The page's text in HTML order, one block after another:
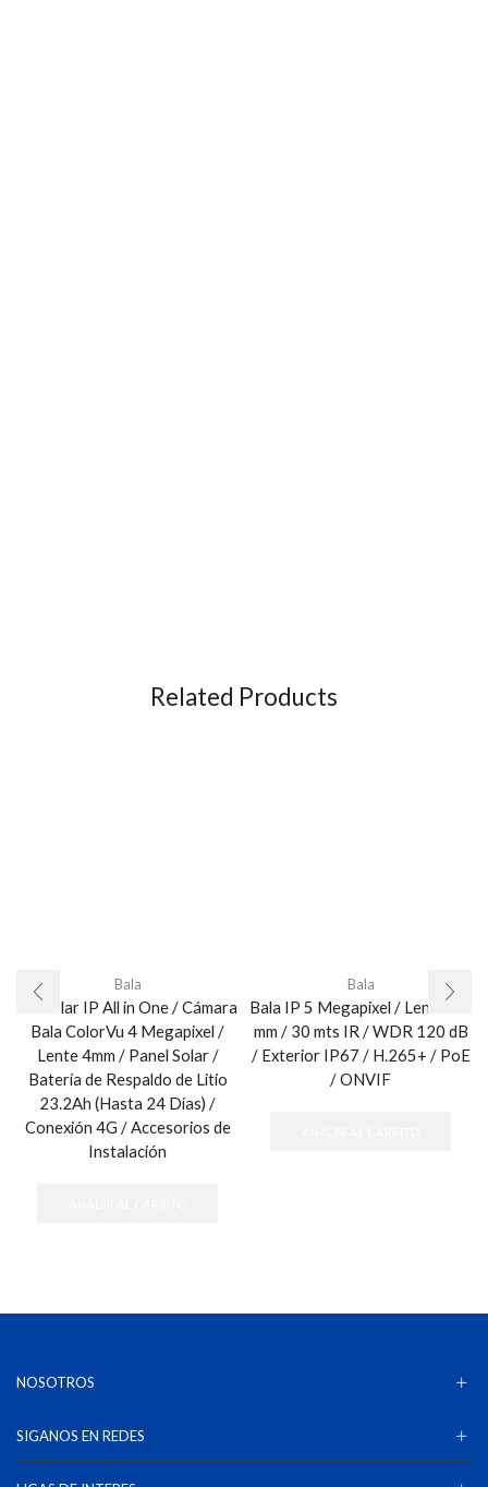
Related Products
Bala
Kit Solar IP All in One / Cámara
Bala ColorVu 4 Megapixel /
Lente 4mm / Panel Solar /
Batería de Respaldo de Litio
23.2Ah (Hasta 24 Días) /
Conexión 4G / Accesorios de
Instalación
Bala
Bala IP 5 Megapixel / Lente 2.8
mm / 30 mts IR / WDR 120 dB
/ Exterior IP67 / H.265+ / PoE
/ ONVIF
NOSOTROS
SIGANOS EN REDES